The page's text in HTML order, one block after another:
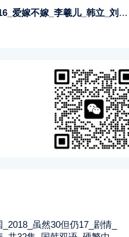
李羲儿_韩立_刘芙伶_共35集_国语中字_MP4_1080P
_2018_虽然30但仍17_剧情_